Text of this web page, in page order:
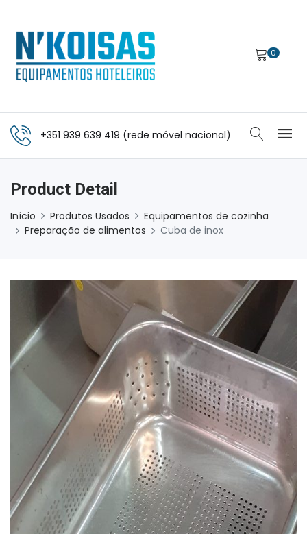
0
+351 939 639 419 (rede móvel nacional)
Product Detail
Início Produtos Usados
Equipamentos de cozinha
Preparação de alimentos
Cuba de inox